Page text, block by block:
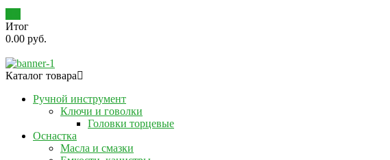
Итог
0.00 руб.
Каталог товара
Ручной инструмент
Ключи и говолки
Головки торцевые
Оснастка
Масла и смазки